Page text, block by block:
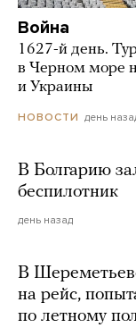
Война
1627-й день.
в Черном море
и Украины
НОВОСТИ день
В Болгарию
беспилотник
день назад
В
на рейс,
по летному